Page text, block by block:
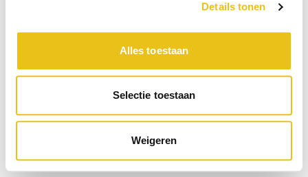
Details tonen
Alles toestaan
Selectie toestaan
Weigeren